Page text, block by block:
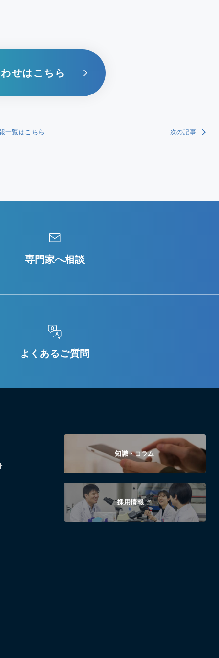
せはこちら
一覧はこちら 次の記事
専門家へ相談
よくあるご質問
知識・コラム
採用情報